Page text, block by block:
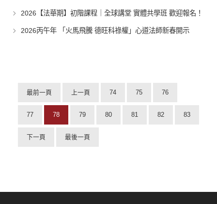
2026【法華期】初階課程｜全球講堂 實體共學班 歡迎報名！
2026丙午年 「火馬飛騰 德旺科祿權」心道法師新春開示
最前一頁 上一頁 74 75 76
77 78 79 80 81 82 83
下一頁 最後一頁